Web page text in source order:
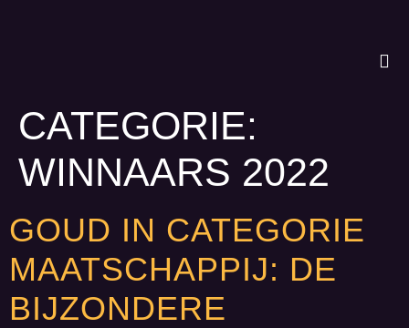
CATEGORIE:
WINNAARS 2022
GOUD IN CATEGORIE
MAATSCHAPPIJ: DE
BIJZONDERE